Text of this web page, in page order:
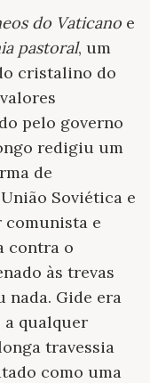
do Vaticano e
pastoral, um
cristalino do
pelo governo
redigiu um
de
Soviética e
e
contra o
às trevas
nada. Gide era
a qualquer
travessia
como uma